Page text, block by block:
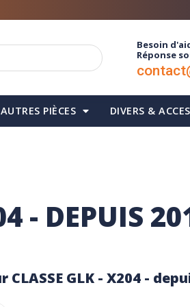
Besoin
Réponse
AUTRES PIÈCES DIVERS &
- DEPUIS
GLK - X204 -